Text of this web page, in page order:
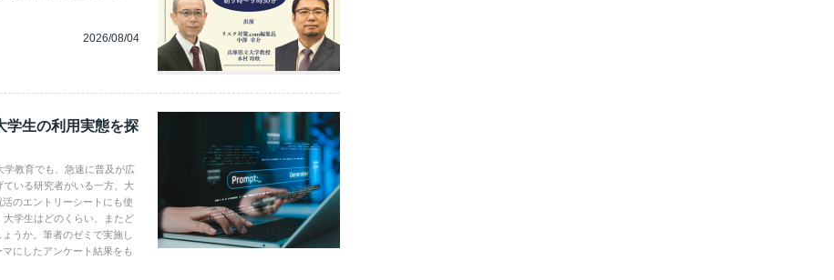
2026/08/04
学生の利用実態を探
学教育でも、急速に普及が広
いる研究者がいる一方、大
のエントリーシートにも使
学生はどのくらい、またど
うか。筆者のゼミで実施し
にしたアンケート結果をも